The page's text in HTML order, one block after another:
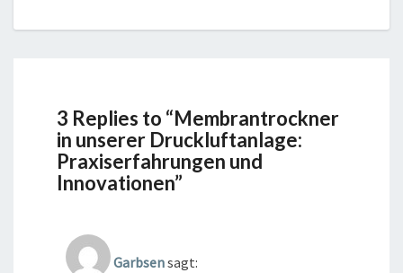
3 Replies to “Membrantrockner
in unserer Druckluftanlage:
Praxiserfahrungen und
Innovationen”
Garbsensagt: